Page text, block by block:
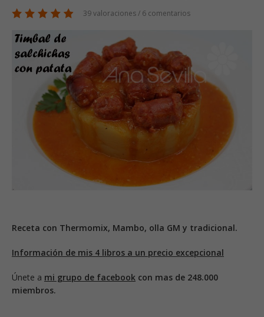
39 valoraciones / 6 comentarios
Receta con Thermomix, Mambo, olla GM y tradicional.
Información de mis 4 libros a un precio excepcional
Únete a mi grupo de facebook con mas de 248.000
miembros.